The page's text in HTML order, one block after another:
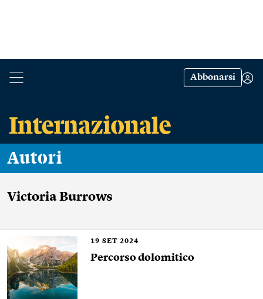
Abbonarsi
Autori
Victoria Burrows
19 SET 2024
Percorso dolomitico